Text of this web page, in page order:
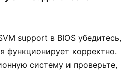
support в BIOS убедитесь,
функционирует корректно.
систему и проверьте,